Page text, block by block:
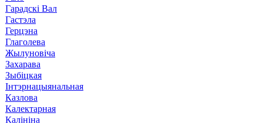
Гарадскі Вал
Гастэла
Герцэна
Глаголева
Жылуновіча
Захарава
Зыбіцкая
Інтэрнацыянальная
Казлова
Калектарная
Калініна